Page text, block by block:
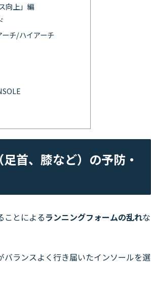
向上」編
チ/ハイアーチ
首、膝など）の予防・
ことによるランニングフォームの乱れな
バランスよく行き届いたインソールを選